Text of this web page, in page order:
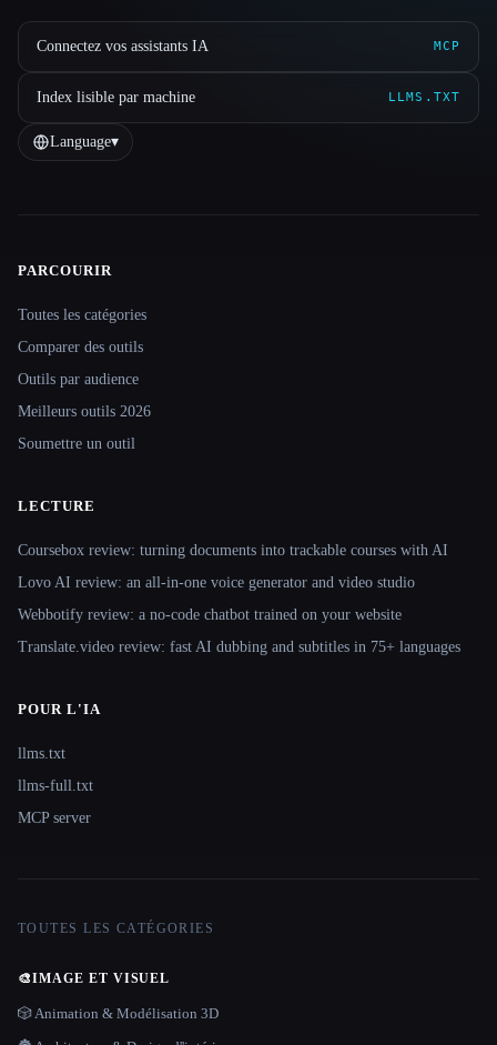
Connectez vos assistants IA MCP
Index lisible par machine LLMS.TXT
Language▾
Site navigation
PARCOURIR
Toutes les catégories
Comparer des outils
Outils par audience
Meilleurs outils 2026
Soumettre un outil
LECTURE
Coursebox review: turning documents into trackable courses with AI
Lovo AI review: an all-in-one voice generator and video studio
Webbotify review: a no-code chatbot trained on your website
Translate.video review: fast AI dubbing and subtitles in 75+ languages
POUR L'IA
llms.txt
llms-full.txt
MCP server
TOUTES LES CATÉGORIES
🎨IMAGE ET VISUEL
🎲 Animation & Modélisation 3D